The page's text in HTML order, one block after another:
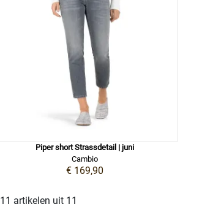
Piper short Strassdetail | juni
Cambio
€ 169,90
11 artikelen uit 11